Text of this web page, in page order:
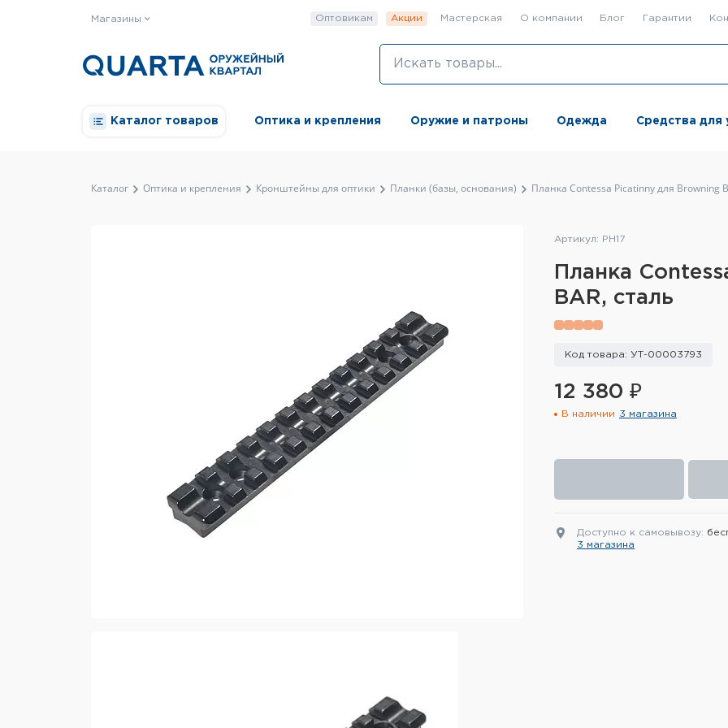
Магазины Оптовикам Акции Мастерская О компании Блог Гарантии
Каталог товаров Оптика и крепления Оружие и патроны Одежда Средства для
Каталог Оптика и крепления Кронштейны для оптики Планки (базы, основания) Планка Contessa Picatinny для Browning
Артикул: PH17
Планка
BAR, сталь
Код товара: УТ-00003793
12 380 ₽
В наличии 3 магазина
Доступно к самовывозу:
3 магазина